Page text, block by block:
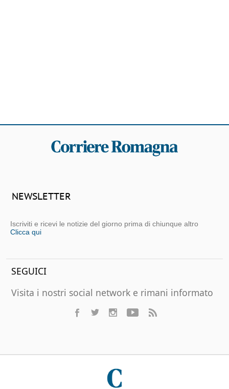
NEWSLETTER
Iscriviti e ricevi le notizie del giorno prima di chiunque altro
Clicca qui
SEGUICI
Visita i nostri social network e rimani informato